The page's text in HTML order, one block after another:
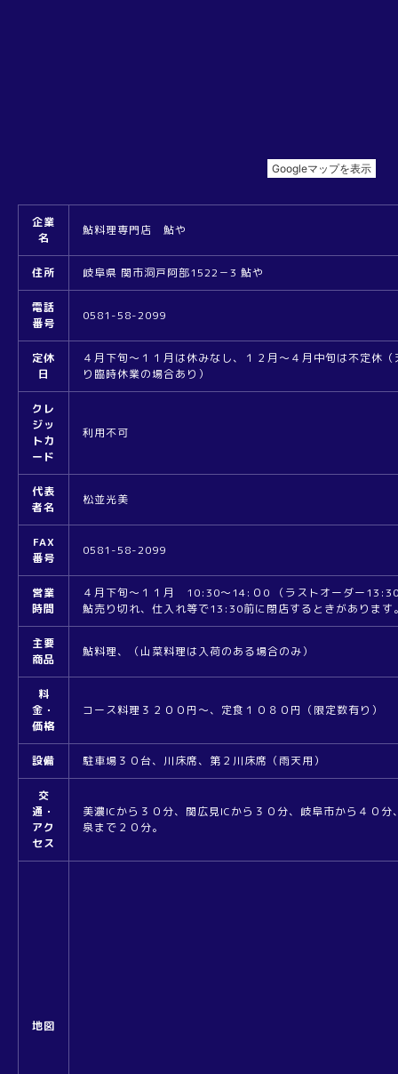
企業
名
鮎料理専門店 鮎や
住所 岐阜県 関市洞戸阿部1522－3 鮎や
電話
番号
0581-58-2099
定休
日
４月下旬～１１月は休みなし、１２月～４月中旬は不定休
り臨時休業の場合あり）
クレ
ジッ
トカ
ード
利用不可
代表
者名
松並光美
FAX
番号
0581-58-2099
営業
時間
４月下旬～１１月 10:30～14:０0 （ラストオーダー
鮎売り切れ、仕入れ等で13:30前に閉店するときがあります
主要
商品
鮎料理、（山菜料理は入荷のある場合のみ）
料
金・
価格
コース料理３２００円～、定食１０８０円（限定数有り）
設備 駐車場３０台、川床席、第２川床席（雨天用）
交
通・
アク
セス
美濃ICから３０分、関広見ICから３０分、岐阜市から４０分
泉まで２０分。
地図